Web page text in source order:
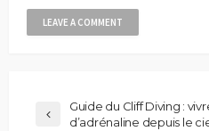
Guide du Cliff Diving :
d’adrénaline depuis le